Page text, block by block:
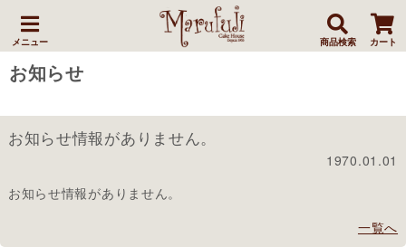
メニュー 商品検索 カート
お知らせ
お知らせ情報がありません。
1970.01.01
お知らせ情報がありません。
一覧へ